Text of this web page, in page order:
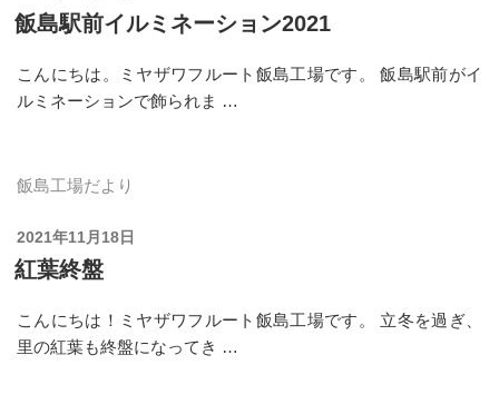
稿
飯島駅前イルミネーション2021
こんにちは。ミヤザワフルート飯島工場です。 飯島駅前がイ
ルミネーションで飾られま …
飯島工場だより
投
稿
2021年11月18日
紅葉終盤
こんにちは！ミヤザワフルート飯島工場です。 立冬を過ぎ、
里の紅葉も終盤になってき …